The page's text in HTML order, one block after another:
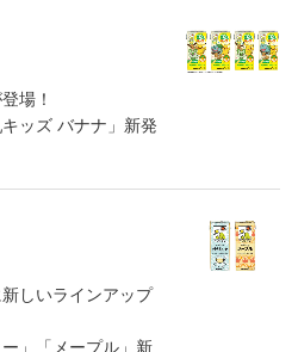
場！
ッズ バナナ」新発
しいラインアップ
」「メープル」新